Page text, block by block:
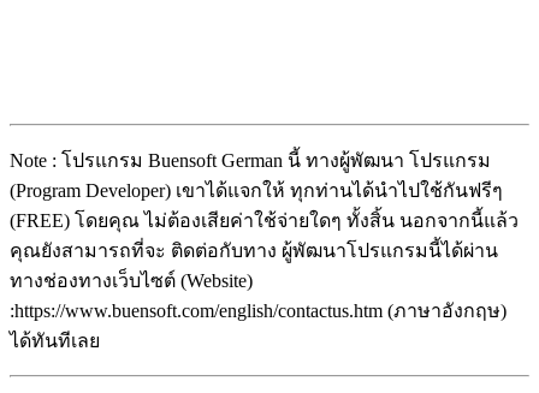
Note : โปรแกรม Buensoft German นี้ ทางผู้พัฒนา โปรแกรม
(Program Developer) เขาได้แจกให้ ทุกท่านได้นำไปใช้กันฟรีๆ
(FREE) โดยคุณ ไม่ต้องเสียค่าใช้จ่ายใดๆ ทั้งสิ้น นอกจากนี้แล้ว
คุณยังสามารถที่จะ ติดต่อกับทาง ผู้พัฒนาโปรแกรมนี้ได้ผ่าน
ทางช่องทางเว็บไซต์ (Website)
:https://www.buensoft.com/english/contactus.htm (ภาษาอังกฤษ)
ได้ทันทีเลย